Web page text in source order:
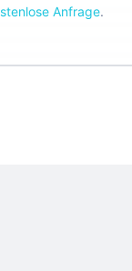
Anfrage.